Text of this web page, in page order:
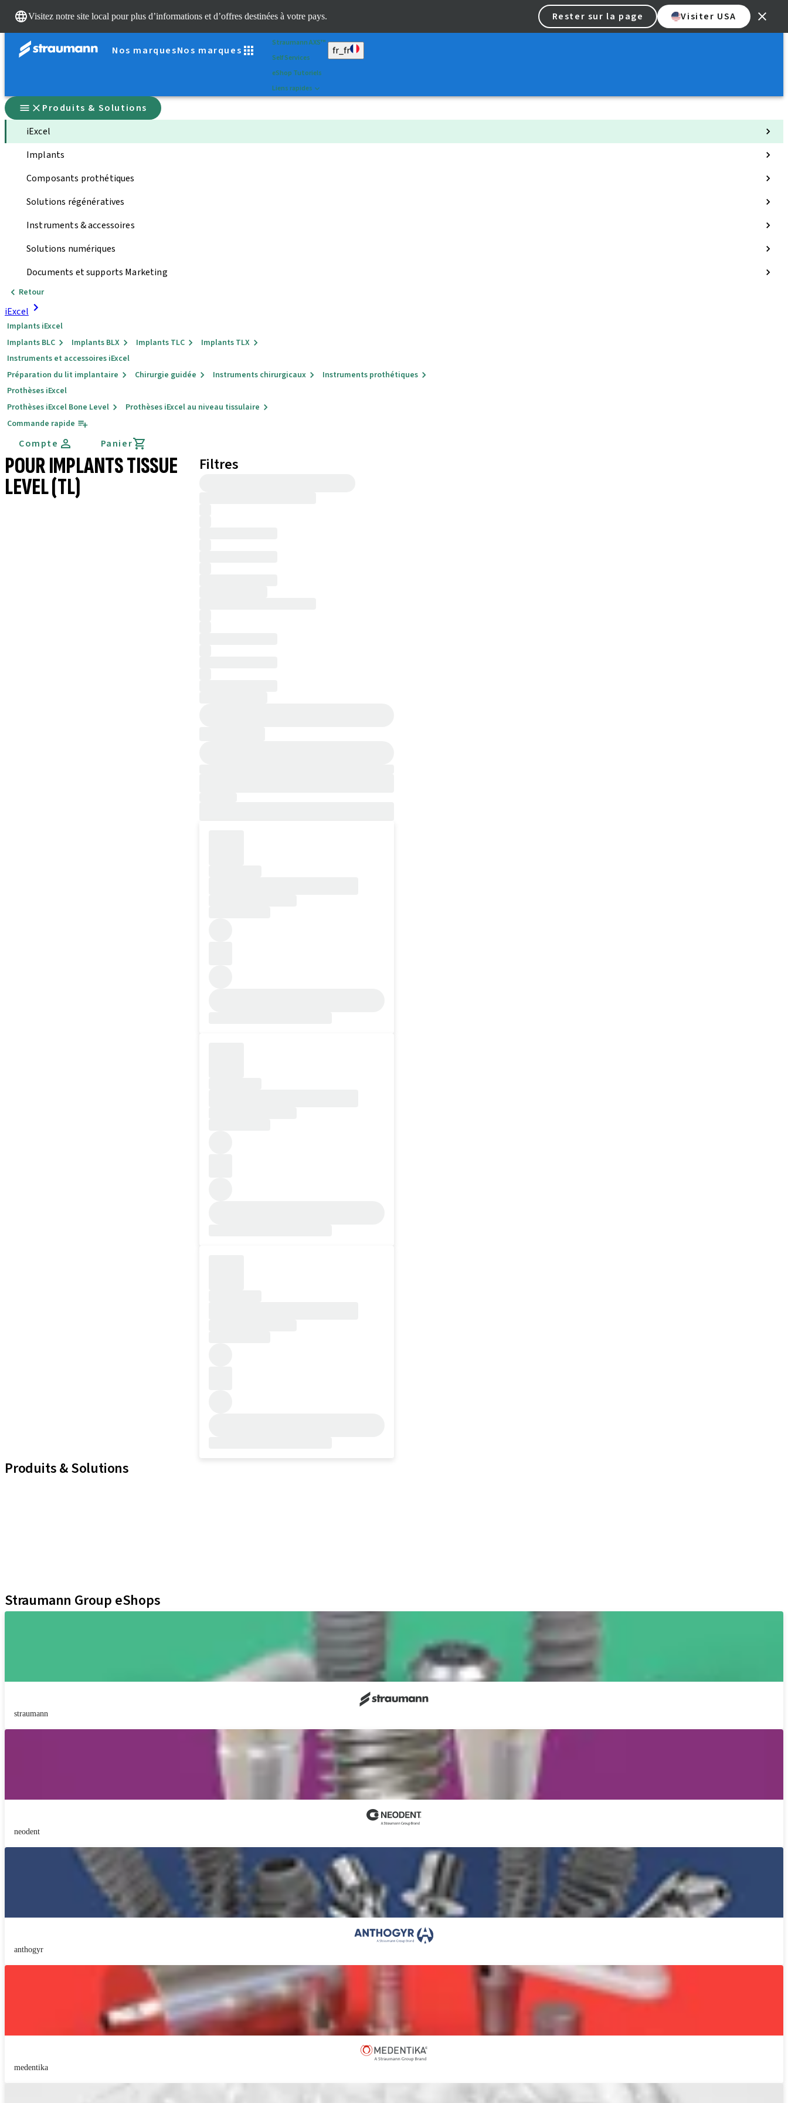
Visitez notre site local pour plus d’informations et d’offres destinées à votre pays. Rester sur la page Visiter USA
Nos marquesNos marques
Scan&Shape
Straumann AXS™
Self Services
eShop Tutoriels
Liens rapides
fr_fr
Produits & Solutions
iExcel
Implants
Composants prothétiques
Solutions régénératives
Instruments & accessoires
Solutions numériques
Documents et supports Marketing
Retour
iExcel
Implants iExcel
Implants BLC
Implants BLX Implants TLC
Implants TLX
Instruments et accessoires iExcel
Préparation du lit implantaire
Chirurgie guidée Instruments chirurgicaux
Instruments prothétiques
Prothèses iExcel
Prothèses iExcel Bone Level
Prothèses iExcel au niveau tissulaire
Commande rapide
Compte Panier
POUR IMPLANTS TISSUE
LEVEL (TL)
Filtres
Produits & Solutions
Straumann Group eShops
straumann
neodent
anthogyr
medentika